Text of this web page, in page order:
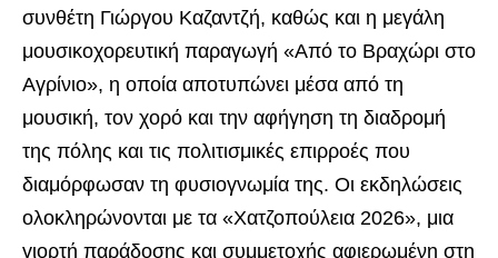
συνθέτη Γιώργου Καζαντζή, καθώς και η μεγάλη
μουσικοχορευτική παραγωγή «Από το Βραχώρι στο
Αγρίνιο», η οποία αποτυπώνει μέσα από τη
μουσική, τον χορό και την αφήγηση τη διαδρομή
της πόλης και τις πολιτισμικές επιρροές που
διαμόρφωσαν τη φυσιογνωμία της. Οι εκδηλώσεις
ολοκληρώνονται με τα «Χατζοπούλεια 2026», μια
γιορτή παράδοσης και συμμετοχής αφιερωμένη στη